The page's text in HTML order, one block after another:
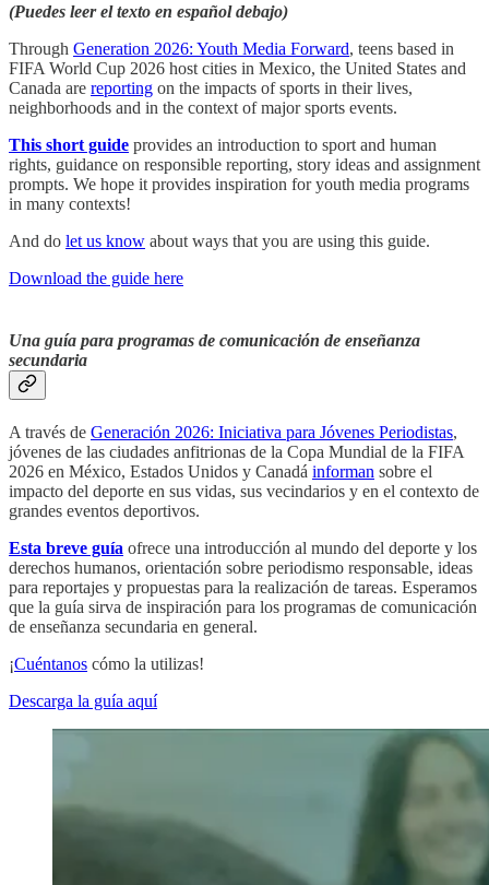
(Puedes leer el texto en español debajo)
Through Generation 2026: Youth Media Forward, teens based in
FIFA World Cup 2026 host cities in Mexico, the United States and
Canada are reporting on the impacts of sports in their lives,
neighborhoods and in the context of major sports events.
This short guide provides an introduction to sport and human
rights, guidance on responsible reporting, story ideas and assignment
prompts. We hope it provides inspiration for youth media programs
in many contexts!
And do let us know about ways that you are using this guide.
Download the guide here
Una guía para programas de comunicación de enseñanza
secundaria
A través de Generación 2026: Iniciativa para Jóvenes Periodistas,
jóvenes de las ciudades anfitrionas de la Copa Mundial de la FIFA
2026 en México, Estados Unidos y Canadá informan sobre el
impacto del deporte en sus vidas, sus vecindarios y en el contexto de
grandes eventos deportivos.
Esta breve guía ofrece una introducción al mundo del deporte y los
derechos humanos, orientación sobre periodismo responsable, ideas
para reportajes y propuestas para la realización de tareas. Esperamos
que la guía sirva de inspiración para los programas de comunicación
de enseñanza secundaria en general.
¡Cuéntanos cómo la utilizas!
Descarga la guía aquí